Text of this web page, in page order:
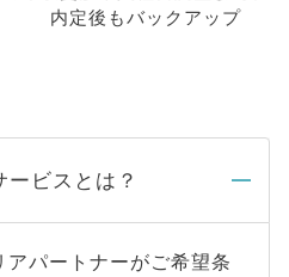
内定後もバックアップ
ービスとは？
アパートナーがご希望条